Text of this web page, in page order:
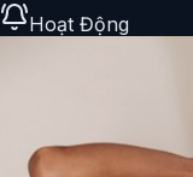
Hoạt Động